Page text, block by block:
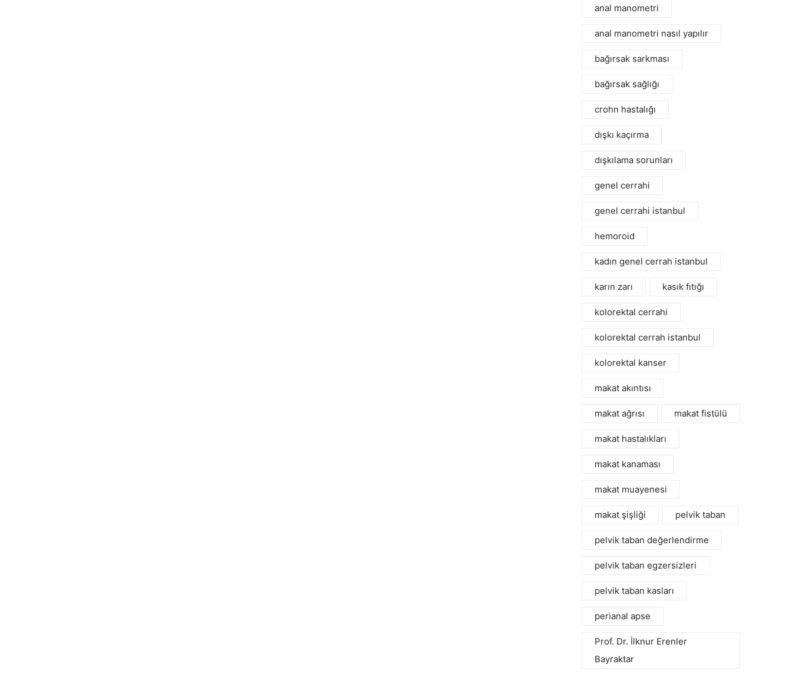
anal manometri
anal manometri nasıl yapılır
bağırsak sarkması
bağırsak sağlığı
crohn hastalığı
dışkı kaçırma
dışkılama sorunları
genel cerrahi
genel cerrahi istanbul
hemoroid
kadın genel cerrah istanbul
karın zarı kasık fıtığı
kolorektal cerrahi
kolorektal cerrah istanbul
kolorektal kanser
makat akıntısı
makat ağrısı makat fistülü
makat hastalıkları
makat kanaması
makat muayenesi
makat şişliği pelvik taban
pelvik taban değerlendirme
pelvik taban egzersizleri
pelvik taban kasları
perianal apse
Prof. Dr. İlknur Erenler
Bayraktar